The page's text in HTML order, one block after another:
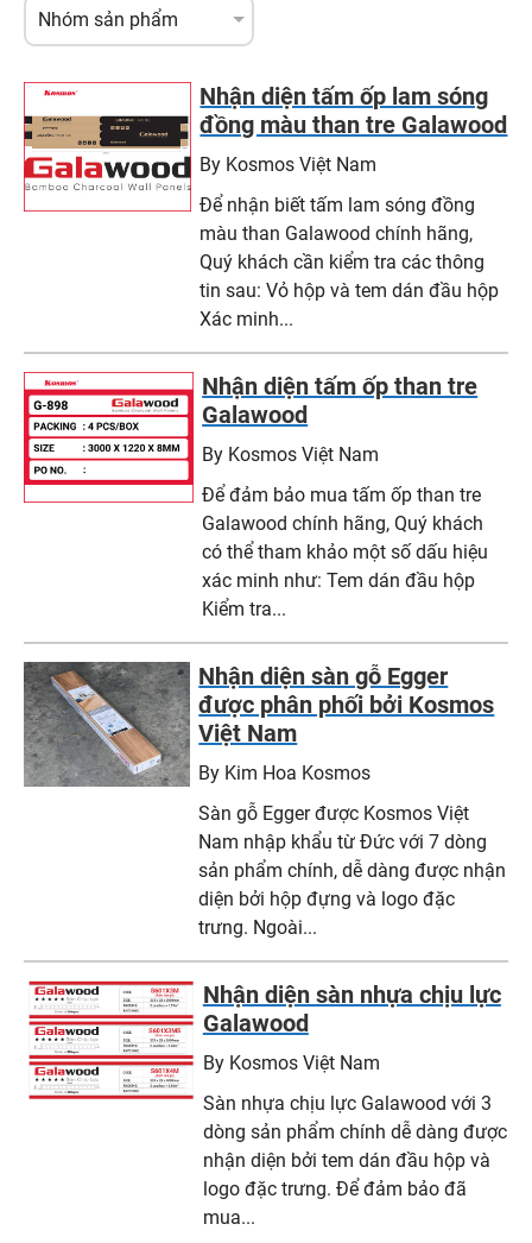
Nhận diện tấm ốp lam sóng
đồng màu than tre Galawood
By Kosmos Việt Nam
Để nhận biết tấm lam sóng đồng
màu than Galawood chính hãng,
Quý khách cần kiểm tra các thông
tin sau: Vỏ hộp và tem dán đầu hộp
Xác minh...
Nhận diện tấm ốp than tre
Galawood
By Kosmos Việt Nam
Để đảm bảo mua tấm ốp than tre
Galawood chính hãng, Quý khách
có thể tham khảo một số dấu hiệu
xác minh như: Tem dán đầu hộp
Kiểm tra...
Nhận diện sàn gỗ Egger
được phân phối bởi Kosmos
Việt Nam
By Kim Hoa Kosmos
Sàn gỗ Egger được Kosmos Việt
Nam nhập khẩu từ Đức với 7 dòng
sản phẩm chính, dễ dàng được nhận
diện bởi hộp đựng và logo đặc
trưng. Ngoài...
Nhận diện sàn nhựa chịu lực
Galawood
By Kosmos Việt Nam
Sàn nhựa chịu lực Galawood với 3
dòng sản phẩm chính dễ dàng được
nhận diện bởi tem dán đầu hộp và
logo đặc trưng. Để đảm bảo đã
mua...